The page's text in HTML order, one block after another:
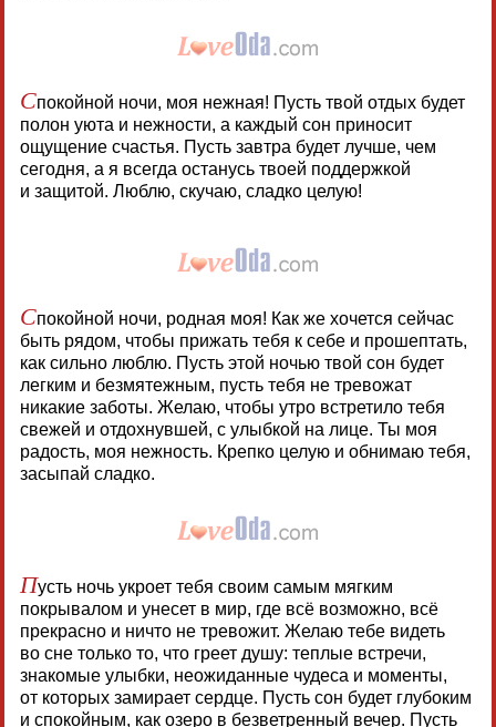
Спокойной ночи, моя нежная! Пусть твой отдых будет
полон уюта и нежности, а каждый сон приносит
ощущение счастья. Пусть завтра будет лучше, чем
сегодня, а я всегда останусь твоей поддержкой
и защитой. Люблю, скучаю, сладко целую!
Спокойной ночи, родная моя! Как же хочется сейчас
быть рядом, чтобы прижать тебя к себе и прошептать,
как сильно люблю. Пусть этой ночью твой сон будет
легким и безмятежным, пусть тебя не тревожат
никакие заботы. Желаю, чтобы утро встретило тебя
свежей и отдохнувшей, с улыбкой на лице. Ты моя
радость, моя нежность. Крепко целую и обнимаю тебя,
засыпай сладко.
Пусть ночь укроет тебя своим самым мягким
покрывалом и унесет в мир, где всё возможно, всё
прекрасно и ничто не тревожит. Желаю тебе видеть
во сне только то, что греет душу: теплые встречи,
знакомые улыбки, неожиданные чудеса и моменты,
от которых замирает сердце. Пусть сон будет глубоким
и спокойным, как озеро в безветренный вечер. Пусть